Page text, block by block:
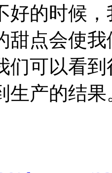
好的时候
甜点会使
们可以看
生产的结